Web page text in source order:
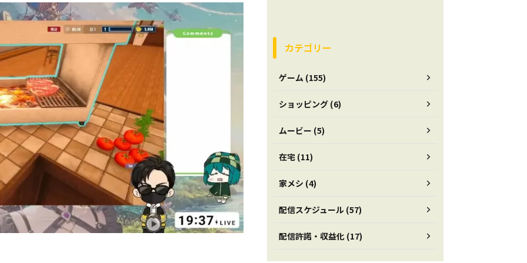
カテゴリー
ゲーム (155)
ショッピング (6)
ムービー (5)
在宅 (11)
家メシ (4)
配信スケジュール (57)
配信許諾・収益化 (17)